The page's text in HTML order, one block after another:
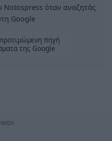
Notospress όταν αναζητάς
Google
πηγή
της Google